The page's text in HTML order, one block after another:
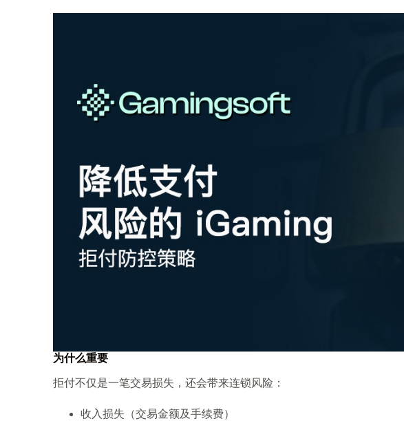
为什么重要
拒付不仅是一笔交易损失，还会带来连锁风险：
收入损失（交易金额及手续费）